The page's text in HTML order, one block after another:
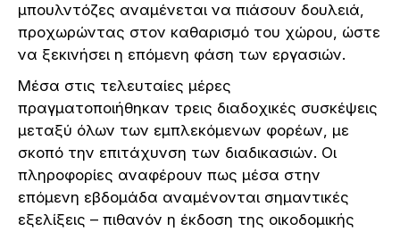
μπουλντόζες αναμένεται να πιάσουν δουλειά,
προχωρώντας στον καθαρισμό του χώρου, ώστε
να ξεκινήσει η επόμενη φάση των εργασιών.
Μέσα στις τελευταίες μέρες
πραγματοποιήθηκαν τρεις διαδοχικές συσκέψεις
μεταξύ όλων των εμπλεκόμενων φορέων, με
σκοπό την επιτάχυνση των διαδικασιών. Οι
πληροφορίες αναφέρουν πως μέσα στην
επόμενη εβδομάδα αναμένονται σημαντικές
εξελίξεις – πιθανόν η έκδοση της οικοδομικής